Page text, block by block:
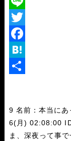
L
e
T
w
e
a
b
o
H
e
n
9 名前：本当に
6(月) 02:08:00
ま、深夜って事で